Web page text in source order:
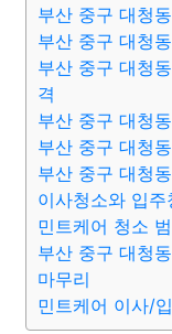
부산 중구 대청
부산 중구 대청
부산 중구 대청
격
부산 중구 대청
부산 중구 대청
부산 중구 대청
이사청소와 입주
민트케어 청소
부산 중구 대청
마무리
민트케어 이사/